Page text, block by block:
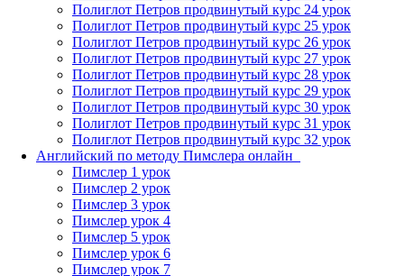
Полиглот Петров продвинутый курс 24 урок
Полиглот Петров продвинутый курс 25 урок
Полиглот Петров продвинутый курс 26 урок
Полиглот Петров продвинутый курс 27 урок
Полиглот Петров продвинутый курс 28 урок
Полиглот Петров продвинутый курс 29 урок
Полиглот Петров продвинутый курс 30 урок
Полиглот Петров продвинутый курс 31 урок
Полиглот Петров продвинутый курс 32 урок
Английский по методу Пимслера онлайн_
Пимслер 1 урок
Пимслер 2 урок
Пимслер 3 урок
Пимслер урок 4
Пимслер 5 урок
Пимслер урок 6
Пимслер урок 7